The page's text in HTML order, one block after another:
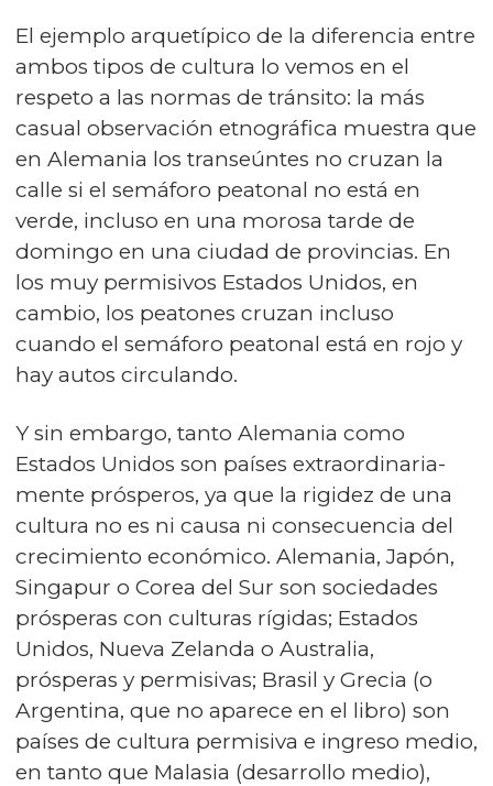
El ejemplo arquetípico de la diferencia entre
ambos tipos de cultura lo vemos en el
respeto a las normas de tránsito: la más
casual observación etnográfica muestra que
en Alemania los transeúntes no cruzan la
calle si el semáforo peatonal no está en
verde, incluso en una morosa tarde de
domingo en una ciudad de provincias. En
los muy permisivos Estados Unidos, en
cambio, los peatones cruzan incluso
cuando el semáforo peatonal está en rojo y
hay autos circulando.
Y sin embargo, tanto Alemania como
Estados Unidos son países ex­traor­di­na­ria­
men­te prósperos, ya que la rigidez de una
cultura no es ni causa ni consecuencia del
crecimiento económico. Alemania, Japón,
Singapur o Corea del Sur son sociedades
prósperas con culturas rígidas; Estados
Unidos, Nueva Zelanda o Australia,
prósperas y permisivas; Brasil y Grecia (o
Argentina, que no aparece en el libro) son
países de cultura permisiva e ingreso medio,
en tanto que Malasia (desarrollo medio),